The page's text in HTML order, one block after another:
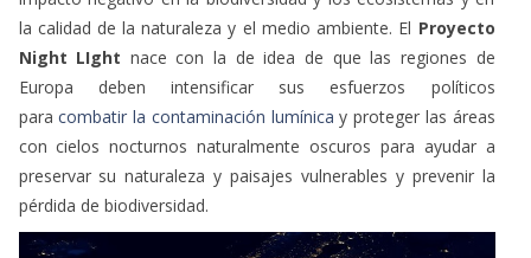
Night LIght
nace con la de idea de que las regiones de
Europa deben intensificar sus esfuerzos políticos
para
combatir la contaminación lumínica
y proteger las áreas
con cielos nocturnos naturalmente oscuros para ayudar a
preservar su naturaleza y paisajes vulnerables y prevenir la